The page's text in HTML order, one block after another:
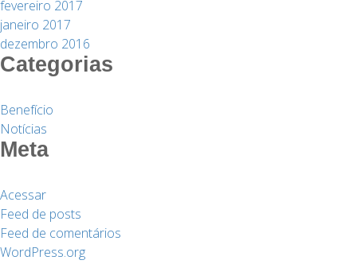
fevereiro 2017
janeiro 2017
dezembro 2016
Categorias
Benefício
Notícias
Meta
Acessar
Feed de posts
Feed de comentários
WordPress.org